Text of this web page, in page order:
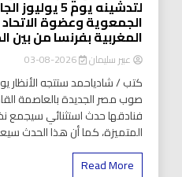
لتدشينه يوم 5
الجمعوية وعضوة
المغربية بفرنسا من بين
عبير سليمان 2026-08-03
صوب مصر الجديدة بالعاصمة
فنادقها حدث استثنائي سيجمع
المتميزة، كما أن هذا الحدث
Read More